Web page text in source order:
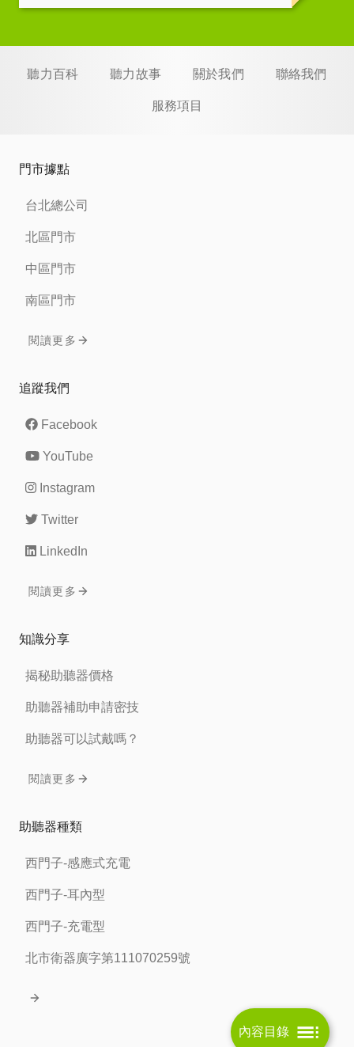
聽力百科 聽力故事 關於我們 聯絡我們
服務項目
門市據點
台北總公司
北區門市
中區門市
南區門市
閱讀更多
追蹤我們
Facebook
YouTube
Instagram
Twitter
LinkedIn
閱讀更多
知識分享
揭秘助聽器價格
助聽器補助申請密技
助聽器可以試戴嗎？
閱讀更多
助聽器種類
西門子-感應式充電
西門子-耳內型
西門子-充電型
北市衛器廣字第111070259號
內容目錄